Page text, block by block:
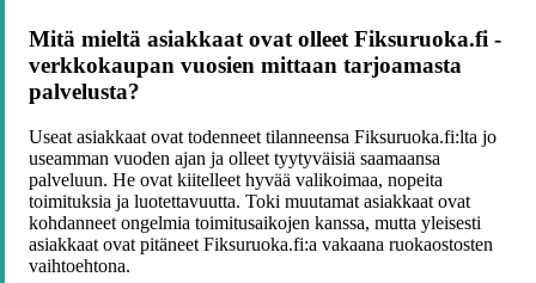
Mitä mieltä asiakkaat ovat olleet Fiksuruoka.fi -
verkkokaupan vuosien mittaan tarjoamasta
palvelusta?
Useat asiakkaat ovat todenneet tilanneensa Fiksuruoka.fi:lta jo
useamman vuoden ajan ja olleet tyytyväisiä saamaansa
palveluun. He ovat kiitelleet hyvää valikoimaa, nopeita
toimituksia ja luotettavuutta. Toki muutamat asiakkaat ovat
kohdanneet ongelmia toimitusaikojen kanssa, mutta yleisesti
asiakkaat ovat pitäneet Fiksuruoka.fi:a vakaana ruokaostosten
vaihtoehtona.